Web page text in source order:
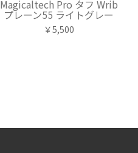
Magicaltech Pro タフ Wrib
プレーン55 ライトグレー
￥5,500